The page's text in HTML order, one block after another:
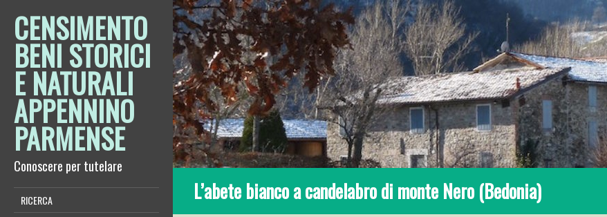
CENSIMENTO
BENI STORICI
E NATURALI
APPENNINO
PARMENSE
Conoscere per tutelare
RICERCA
L’abete bianco a candelabro di monte Nero (Bedonia)